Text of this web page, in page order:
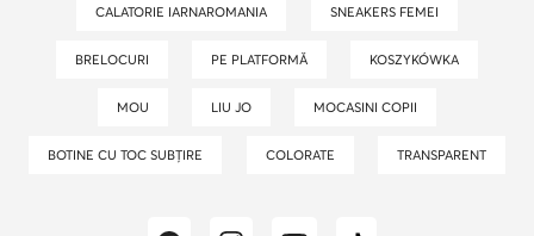
CALATORIE IARNAROMANIA SNEAKERS FEMEI
BRELOCURI PE PLATFORMĂ KOSZYKÓWKA
MOU LIU JO MOCASINI COPII
BOTINE CU TOC SUBȚIRE COLORATE TRANSPARENT